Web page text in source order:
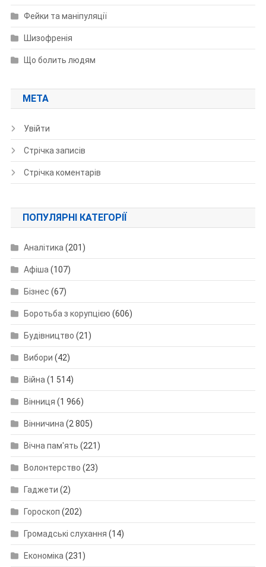
Фейки та маніпуляції
Шизофренія
Що болить людям
МЕТА
Увійти
Стрічка записів
Стрічка коментарів
ПОПУЛЯРНІ КАТЕГОРІЇ
Аналітика (201)
Афіша (107)
Бізнес (67)
Боротьба з корупцією (606)
Будівництво (21)
Вибори (42)
Війна (1 514)
Вінниця (1 966)
Вінничина (2 805)
Вічна пам'ять (221)
Волонтерство (23)
Гаджети (2)
Гороскоп (202)
Громадські слухання (14)
Економіка (231)